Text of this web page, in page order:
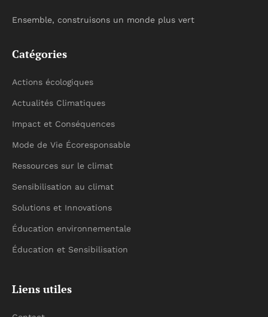
Ensemble, construisons un monde plus vert
Catégories
Actions écologiques
Actualités Climatiques
Impact et Conséquences
Mode de Vie Écoresponsable
Ressources sur le climat
Sensibilisation au climat
Solutions et Innovations
Éducation environnementale
Éducation et Sensibilisation
Liens utiles